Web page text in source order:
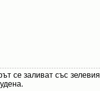
се заливат със зелевия